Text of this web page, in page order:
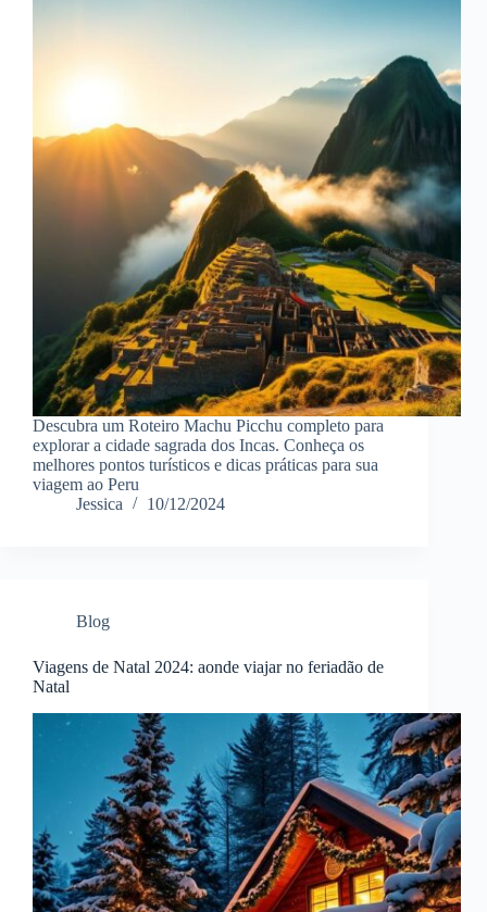
Descubra um Roteiro Machu Picchu completo para
explorar a cidade sagrada dos Incas. Conheça os
melhores pontos turísticos e dicas práticas para sua
viagem ao Peru
Jessica
10/12/2024
Blog
Viagens de Natal 2024: aonde viajar no feriadão de
Natal